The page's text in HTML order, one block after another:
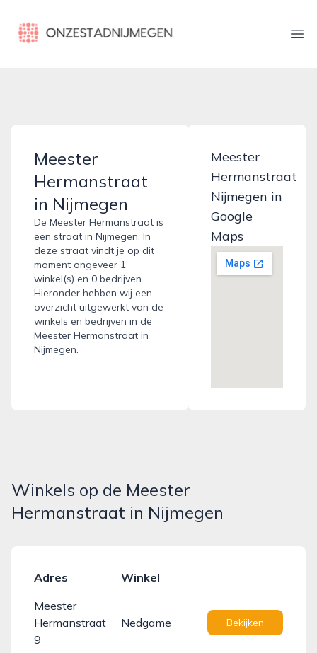
onzestadnijmegen.nl
Meester
Hermanstraat
in Nijmegen
De Meester Hermanstraat is
een straat in Nijmegen. In
deze straat vindt je op dit
moment ongeveer 1
winkel(s) en 0 bedrijven.
Hieronder hebben wij een
overzicht uitgewerkt van de
winkels en bedrijven in de
Meester Hermanstraat in
Nijmegen.
Meester
Hermanstraat
Nijmegen in
Google
Maps
Winkels op de Meester
Hermanstraat in Nijmegen
Adres
Winkel
Meester
Hermanstraat
9
Nedgame Bekijken